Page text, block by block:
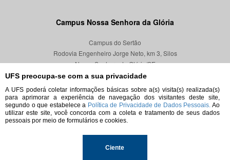
UFS preocupa-se com a sua privacidade
A UFS poderá coletar informações básicas sobre a(s) visita(s) realizada(s)
para aprimorar a experiência de navegação dos visitantes deste site,
segundo o que estabelece a Política de Privacidade de Dados Pessoais. Ao
utilizar este site, você concorda com a coleta e tratamento de seus dados
pessoais por meio de formulários e cookies.
Ciente
Campus Nossa Senhora da Glória
Campus do Sertão
Rodovia Engenheiro Jorge Neto, km 3, Silos
Nossa Senhora da Glória/SE
CEP 49680-000
Localização
© 2026. Todos os direitos reservados.